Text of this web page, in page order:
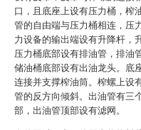
口，且底座上设有压力桶，榨
管的自由端与压力桶相连，压
力设备的输出端设有升降杆，
压力桶底部设有排油管，排油
储油桶底部设有出油龙头。底
连接并支撑榨油筒。榨螺上设
管的反方向倾斜。出油管有三
部，出油管顶部设有滤网。